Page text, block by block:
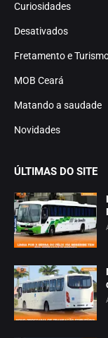
Curiosidades
Desativados
Fretamento e
MOB Ceará
Matando a saudade
Novidades
ÚLTIMAS DO SITE